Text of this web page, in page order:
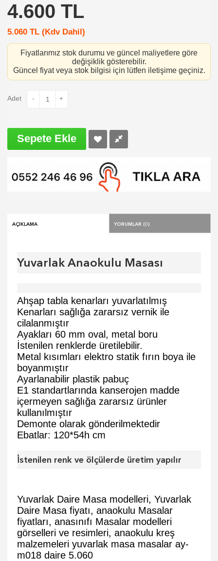
4.600 TL
5.060 TL (Kdv Dahil)
Fiyatlarımız stok durumu ve güncel maliyetlere göre
değişiklik gösterebilir.
Güncel fiyat veya stok bilgisi için lütfen iletişime geçiniz.
Adet - +
Sepete Ekle
Açıklama Yorumlar (0)
Yuvarlak Anaokulu Masası
Ahşap tabla kenarları yuvarlatılmış
Kenarları sağlığa zararsız vernik ile
cilalanmıştır
Ayakları 60 mm oval, metal boru
İstenilen renklerde üretilebilir.
Metal kısımları elektro statik fırın boya ile
boyanmıştır
Ayarlanabilir plastik pabuç
E1 standartlarında kanserojen madde
içermeyen sağlığa zararsız ürünler
kullanılmıştır
Demonte olarak gönderilmektedir
Ebatlar: 120*54h cm
İstenilen renk ve ölçülerde üretim yapılır
Yuvarlak Daire Masa modelleri, Yuvarlak
Daire Masa fiyatı, anaokulu Masalar
fiyatları, anasınıfı Masalar modelleri
görselleri ve resimleri, anaokulu kreş
malzemeleri yuvarlak masa masalar ay-
m018 daire 5.060